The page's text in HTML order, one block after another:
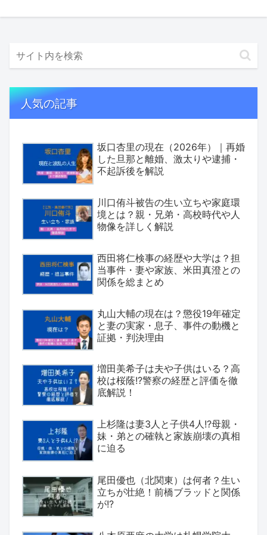
人気の記事
坂口杏里の現在（2026年）｜再婚
した旦那と離婚、激太りや逮捕・
不起訴後を解説
川口侑斗被告の生い立ちや家庭環
境とは？親・兄弟・高校時代や人
物像を詳しく解説
西田将仁検事の経歴や大学は？担
当事件・妻や家族、米田真澄との
関係を総まとめ
丸山大輔の現在は？懲役19年確定
と妻の実家・息子、事件の動機と
証拠・判決理由
増田美希子は夫や子供はいる？高
校は桜蔭!?警察の経歴と評価を徹
底解説！
上杉隆は妻3人と子供4人!?母親・
妹・弟との確執と家族崩壊の真相
に迫る
尾田優也（北関東）は何者？生い
立ちが壮絶！前橋ブラッドと関係
が!?